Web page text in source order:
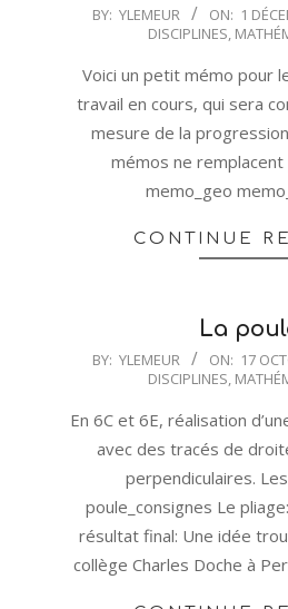
2013-
01
BY: YLEMEUR ON: 1
DISCIPLINES,
Voici un petit mémo pour
travail en cours, qui sera
mesure de la progression
mémos ne remplacent
memo_geo
CONTINUE
La
2013-
17
BY: YLEMEUR ON: 17
DISCIPLINES,
En 6C et 6E, réalisation
avec des tracés de
perpendiculaires.
poule_consignes Le
résultat final: Une idée
collège Charles Doche à